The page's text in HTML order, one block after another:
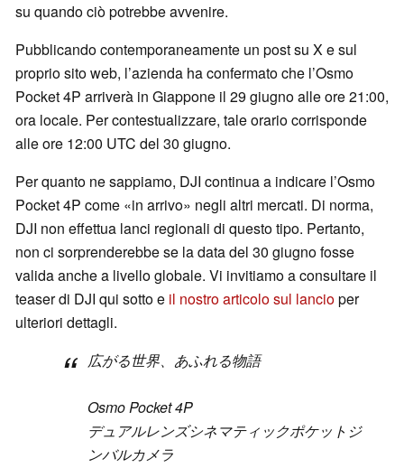
su quando ciò potrebbe avvenire.
Pubblicando contemporaneamente un post su X e sul
proprio sito web, l’azienda ha confermato che l’Osmo
Pocket 4P arriverà in Giappone il 29 giugno alle ore 21:00,
ora locale. Per contestualizzare, tale orario corrisponde
alle ore 12:00 UTC del 30 giugno.
Per quanto ne sappiamo, DJI continua a indicare l’Osmo
Pocket 4P come «in arrivo» negli altri mercati. Di norma,
DJI non effettua lanci regionali di questo tipo. Pertanto,
non ci sorprenderebbe se la data del 30 giugno fosse
valida anche a livello globale. Vi invitiamo a consultare il
teaser di DJI qui sotto e il nostro articolo sul lancioper
ulteriori dettagli.
広がる世界、あふれる物語
Osmo Pocket 4P
デュアルレンズシネマティックポケットジ
ンバルカメラ